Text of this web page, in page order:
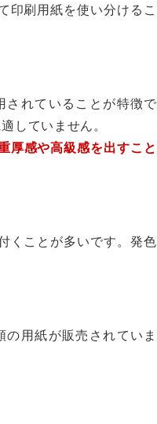
印刷用紙を使い分けるこ
されていることが特徴で
していません。
厚感や高級感を出すこと
くことが多いです。発色
用紙が販売されていま